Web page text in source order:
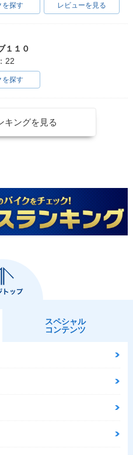
を探す レビューを見る
１１０
22
を探す
キングを見る
スペシャル
コンテンツ